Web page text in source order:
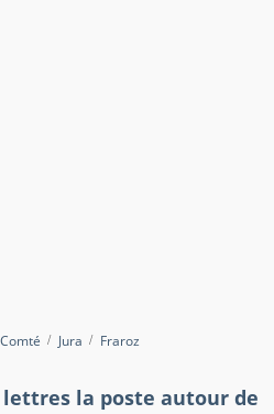
Jura
Fraroz
la poste autour de